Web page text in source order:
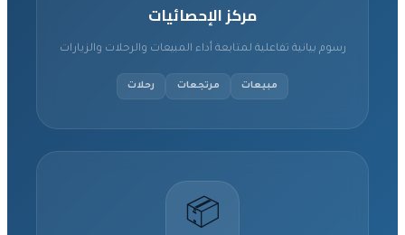
مركز الإحصائيات
رسوم بيانية تفاعلية لمتابعة أداء المبيعات والرحلات والزيارات
مبيعات مرتجعات رحلات
📦